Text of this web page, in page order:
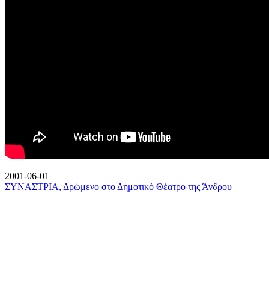
2001-06-01
ΣΥΝΑΣΤΡΙΑ, Δρώμενο στο Δημοτικό Θέατρο της Άνδρου